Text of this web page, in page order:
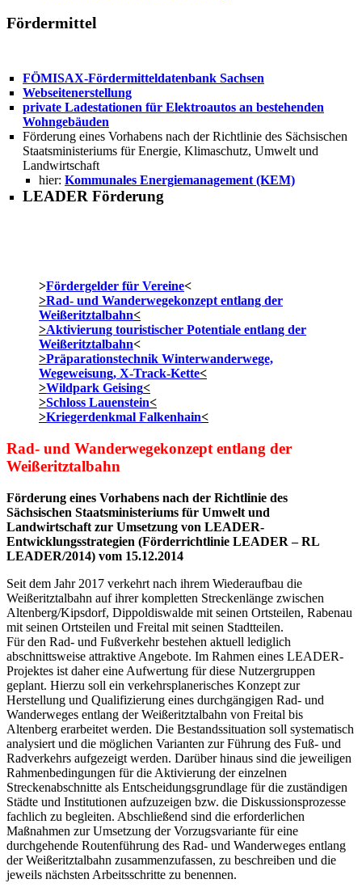
Fördermittel
FÖMISAX-Fördermitteldatenbank Sachsen
Webseitenerstellung
private Ladestationen für Elektroautos an bestehenden
Wohngebäuden
Förderung eines Vorhabens nach der Richtlinie des Sächsischen
Staatsministeriums für Energie, Klimaschutz, Umwelt und
Landwirtschaft
hier: Kommunales Energiemanagement (KEM)
LEADER Förderung
>Fördergelder für Vereine<
>Rad- und Wanderwegekonzept entlang der
Weißeritztalbahn<
>Aktivierung touristischer Potentiale entlang der
Weißeritztalbahn<
>Präparationstechnik Winterwanderwege,
Wegeweisung, X-Track-Kette<
>Wildpark Geising<
>Schloss Lauenstein<
>Kriegerdenkmal Falkenhain<
Rad- und Wanderwegekonzept entlang der
Weißeritztalbahn
Förderung eines Vorhabens nach der Richtlinie des
Sächsischen Staatsministeriums für Umwelt und
Landwirtschaft zur Umsetzung von LEADER-
Entwicklungsstrategien (Förderrichtlinie LEADER – RL
LEADER/2014) vom 15.12.2014
Seit dem Jahr 2017 verkehrt nach ihrem Wiederaufbau die
Weißeritztalbahn auf ihrer kompletten Streckenlänge zwischen
Altenberg/Kipsdorf, Dippoldiswalde mit seinen Ortsteilen, Rabenau
mit seinen Ortsteilen und Freital mit seinen Stadtteilen.
Für den Rad- und Fußverkehr bestehen aktuell lediglich
abschnittsweise attraktive Angebote. Im Rahmen eines LEADER-
Projektes ist daher eine Aufwertung für diese Nutzergruppen
geplant. Hierzu soll ein verkehrsplanerisches Konzept zur
Herstellung und Qualifizierung eines durchgängigen Rad- und
Wanderweges entlang der Weißeritztalbahn von Freital bis
Altenberg erarbeitet werden. Die Bestandssituation soll systematisch
analysiert und die möglichen Varianten zur Führung des Fuß- und
Radverkehrs aufgezeigt werden. Darüber hinaus sind die jeweiligen
Rahmenbedingungen für die Aktivierung der einzelnen
Streckenabschnitte als Entscheidungsgrundlage für die zuständigen
Städte und Institutionen aufzuzeigen bzw. die Diskussionsprozesse
fachlich zu begleiten. Abschließend sind die erforderlichen
Maßnahmen zur Umsetzung der Vorzugsvariante für eine
durchgehende Routenführung des Rad- und Wanderweges entlang
der Weißeritztalbahn zusammenzufassen, zu beschreiben und die
jeweils nächsten Arbeitsschritte zu benennen.